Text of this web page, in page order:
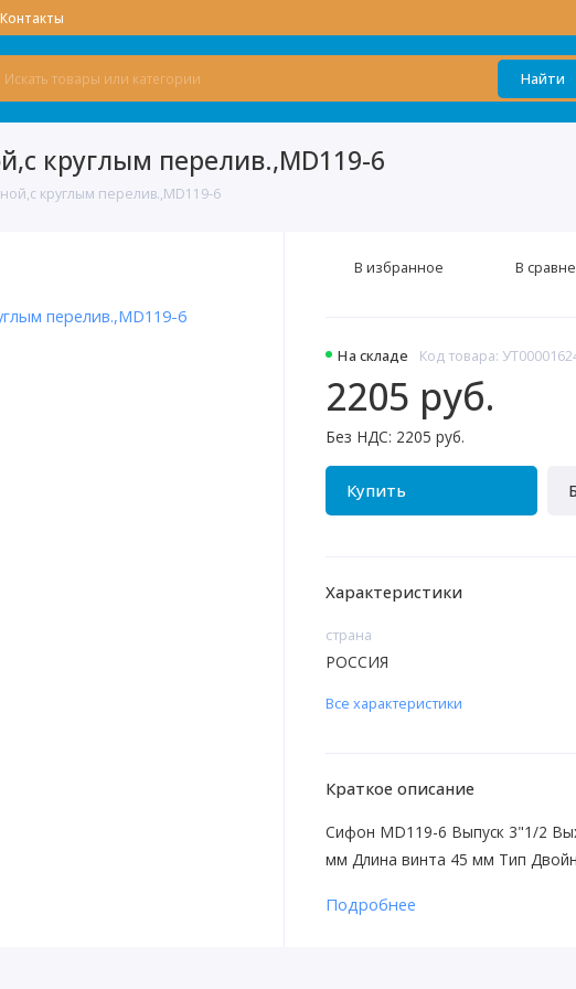
Контакты
Найти
круглым перелив.,MD119-6
круглым перелив.,MD119-6
На складе Код товара:
2205 руб.
Без НДС: 2205 руб.
Купить
В избранное В
Характеристики
страна
РОССИЯ
Все характеристики
Краткое описание
Сифон MD119-6 Выпуск 3"1/2
мм Длина винта 45 мм Тип
Подробнее